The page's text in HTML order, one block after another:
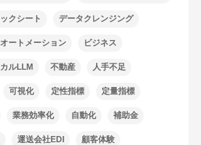
クシート データクレンジング
ートメーション ビジネス
ルLLM 不動産 人手不足
可視化 定性指標 定量指標
業務効率化 自動化 補助金
運送会社EDI 顧客体験